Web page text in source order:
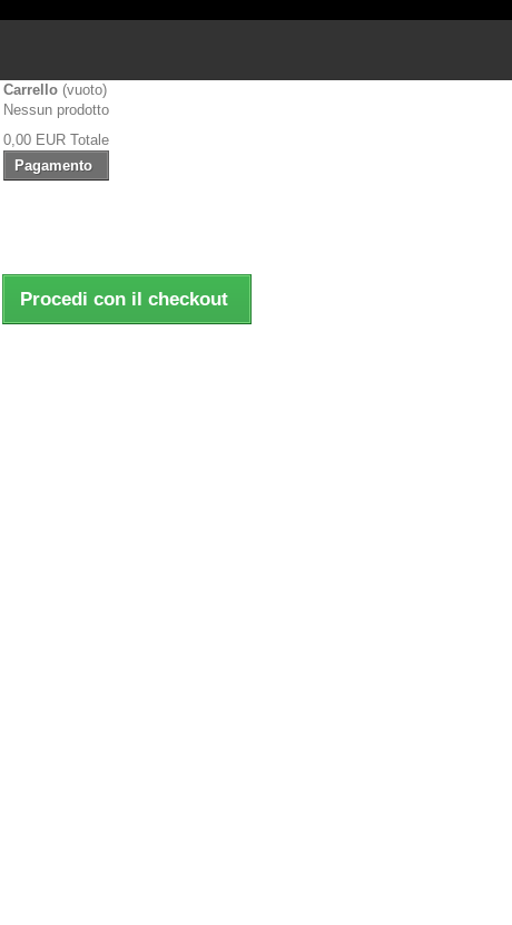
Carrello (vuoto)
Nessun prodotto
0,00 EUR Totale
Pagamento
Procedi con il checkout